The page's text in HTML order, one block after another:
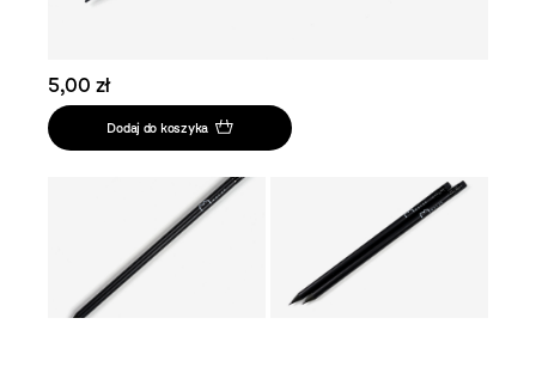
5,00 zł
Dodaj do koszyka